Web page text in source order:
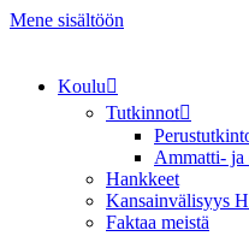
Mene sisältöön
Koulu
Tutkinnot
Ammatti- ja
Hankkeet
Kansainvälisyys
Faktaa meistä